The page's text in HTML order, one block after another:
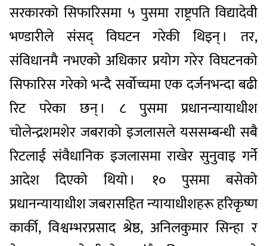
सरकारको सिफारिसमा ५ पुसमा राष्ट्रपति विद्यादेवी
भण्डारीले संसद् विघटन गरेकी थिइन् । तर,
संविधानमै नभएको अधिकार प्रयोग गरेर विघटनको
सिफारिस गरेको भन्दै सर्वोच्चमा एक दर्जनभन्दा बढी
रिट परेका छन् । ८ पुसमा प्रधानन्यायाधीश
चोलेन्द्रशमशेर जबराको इजलासले यससम्बन्धी सबै
रिटलाई संवैधानिक इजलासमा राखेर सुनुवाइ गर्ने
आदेश दिएको थियो । १० पुसमा बसेको
प्रधानन्यायाधीश जबरासहित न्यायाधीशहरू हरिकृष्ण
कार्की, विश्वम्भरप्रसाद श्रेष्ठ, अनिलकुमार सिन्हा र